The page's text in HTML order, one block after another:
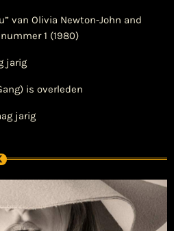
van Olivia Newton-John and
1 (1980)
jarig
is overleden
jarig